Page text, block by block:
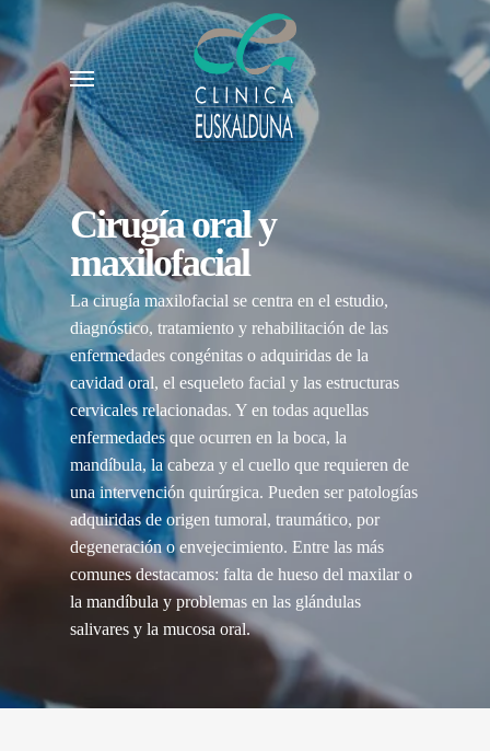
Skip
to
main
content
Menu
Cirugía oral y
maxilofacial
La cirugía maxilofacial se centra en el estudio,
diagnóstico, tratamiento y rehabilitación de las
enfermedades congénitas o adquiridas de la
cavidad oral, el esqueleto facial y las estructuras
cervicales relacionadas. Y en todas aquellas
enfermedades que ocurren en la boca, la
mandíbula, la cabeza y el cuello que requieren de
una intervención quirúrgica. Pueden ser patologías
adquiridas de origen tumoral, traumático, por
degeneración o envejecimiento. Entre las más
comunes destacamos: falta de hueso del maxilar o
la mandíbula y problemas en las glándulas
salivares y la mucosa oral.